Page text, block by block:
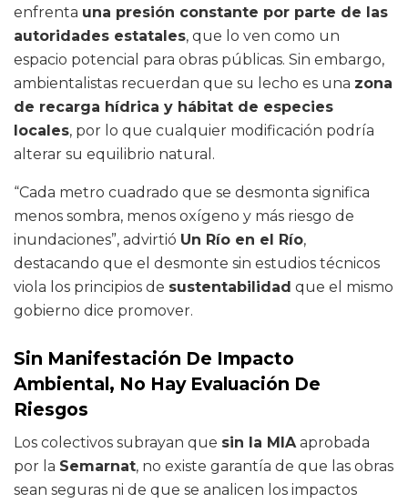
enfrenta una presión constante por parte de las
autoridades estatales, que lo ven como un
espacio potencial para obras públicas. Sin embargo,
ambientalistas recuerdan que su lecho es una zona
de recarga hídrica y hábitat de especies
locales, por lo que cualquier modificación podría
alterar su equilibrio natural.
“Cada metro cuadrado que se desmonta significa
menos sombra, menos oxígeno y más riesgo de
inundaciones”, advirtió Un Río en el Río,
destacando que el desmonte sin estudios técnicos
viola los principios de sustentabilidad que el mismo
gobierno dice promover.
Sin Manifestación De Impacto
Ambiental, No Hay Evaluación De
Riesgos
Los colectivos subrayan que sin la MIA aprobada
por la Semarnat, no existe garantía de que las obras
sean seguras ni de que se analicen los impactos